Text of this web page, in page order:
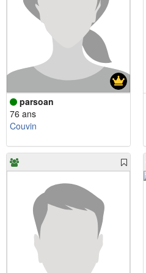
parsoan
76 ans
Couvin